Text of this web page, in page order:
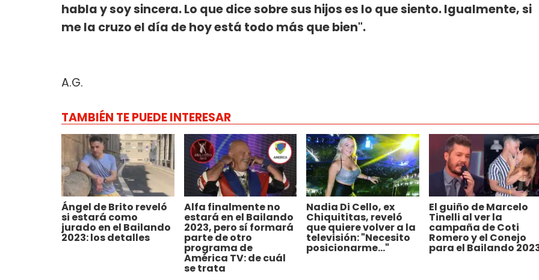
habla y soy sincera. Lo que dice sobre sus hijos es lo que siento. Igualmente, si
me la cruzo el día de hoy está todo más que bien".
A.G.
TAMBIÉN TE PUEDE INTERESAR
Ángel de Brito reveló
si estará como
jurado en el Bailando
2023: los detalles
Alfa finalmente no
estará en el Bailando
2023, pero sí formará
parte de otro
programa de
América TV: de cuál
se trata
Nadia Di Cello, ex
Chiquititas, reveló
que quiere volver a la
televisión: "Necesito
posicionarme..."
El guiño de Marcelo
Tinelli al ver la
campaña de Coti
Romero y el Conejo
para el Bailando